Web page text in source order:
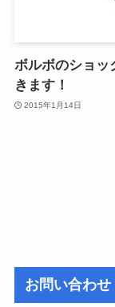
ボルボのショッ
きます！
2015年1月14日
お問い合わせ